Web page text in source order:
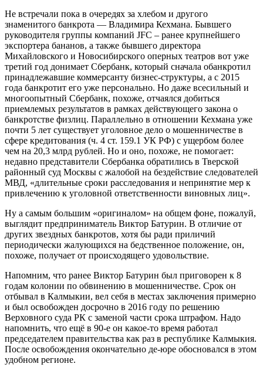
Не встречали пока в очередях за хлебом и другого
знаменитого банкрота — Владимира Кехмана. Бывшего
руководителя группы компаний JFC – ранее крупнейшего
экспортера бананов, а также бывшего директора
Михайловского и Новосибирского оперных театров вот уже
третий год донимает Сбербанк, который сначала обанкротил
принадлежавшие коммерсанту бизнес-структуры, а с 2015
года банкротит его уже персонально. Но даже всесильный и
многоопытный Сбербанк, похоже, отчаялся добиться
приемлемых результатов в рамках действующего закона о
банкротстве физлиц. Параллельно в отношении Кехмана уже
почти 5 лет существует уголовное дело о мошенничестве в
сфере кредитования (ч. 4 ст. 159.1 УК РФ) с ущербом более
чем на 20,3 млрд рублей. Но и оно, похоже, не помогает:
недавно представители Сбербанка обратились в Тверской
районный суд Москвы с жалобой на бездействие следователей
МВД, «длительные сроки расследования и непринятие мер к
привлечению к уголовной ответственности виновных лиц».
Ну а самым большим «оригиналом» на общем фоне, пожалуй,
выглядит предприниматель Виктор Батурин. В отличие от
других звездных банкротов, хотя бы ради приличий
периодически жалующихся на бедственное положение, он,
похоже, получает от происходящего удовольствие.
Напомним, что ранее Виктор Батурин был приговорен к 8
годам колонии по обвинению в мошенничестве. Срок он
отбывал в Калмыкии, вел себя в местах заключения примерно
и был освобожден досрочно в 2016 году по решению
Верховного суда РК с заменой части срока штрафом. Надо
напомнить, что ещё в 90-е он какое-то время работал
председателем правительства как раз в республике Калмыкия.
После освобождения окончательно де-юре обосновался в этом
удобном регионе.